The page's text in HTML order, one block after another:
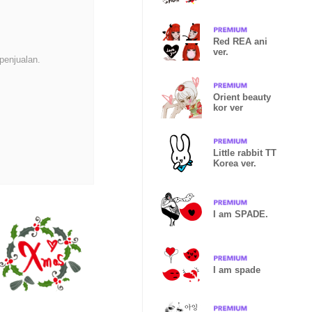
Red REA ani
ver.
Orient beauty
kor ver
Little rabbit TT
Korea ver.
I am SPADE.
I am spade